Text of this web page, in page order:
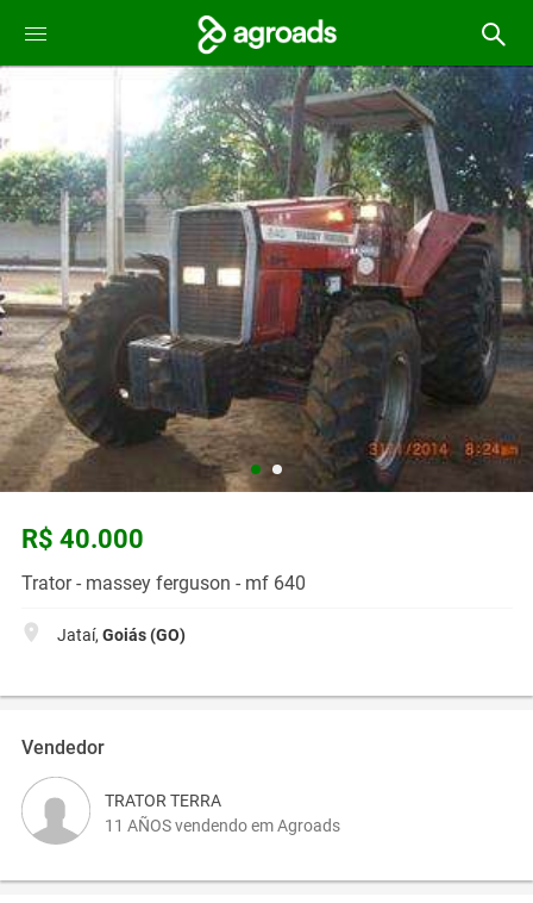
R$ 40.000
Trator - massey ferguson - mf 640
Jataí, Goiás (GO)
Vendedor
TRATOR TERRA
11 AÑOS vendendo em Agroads